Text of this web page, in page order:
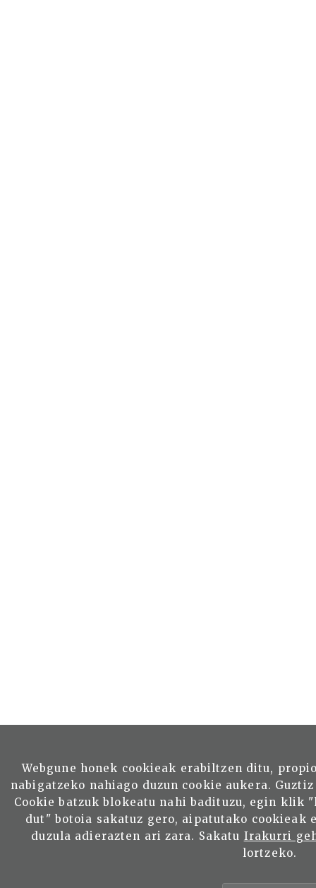
Webgune honek cookieak erabiltzen ditu,
nabigatzeko nahiago duzun cookie aukera.
Cookie batzuk blokeatu nahi badituzu, egin klik
dut" botoia sakatuz gero, aipatutako cookieak
duzula adierazten ari zara. Sakatu Irakurri
lortzeko.